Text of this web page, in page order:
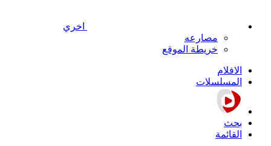
اخري
مصارعه
خريطة الموقع
الافلام
المسلسلات
بحث
القائمة